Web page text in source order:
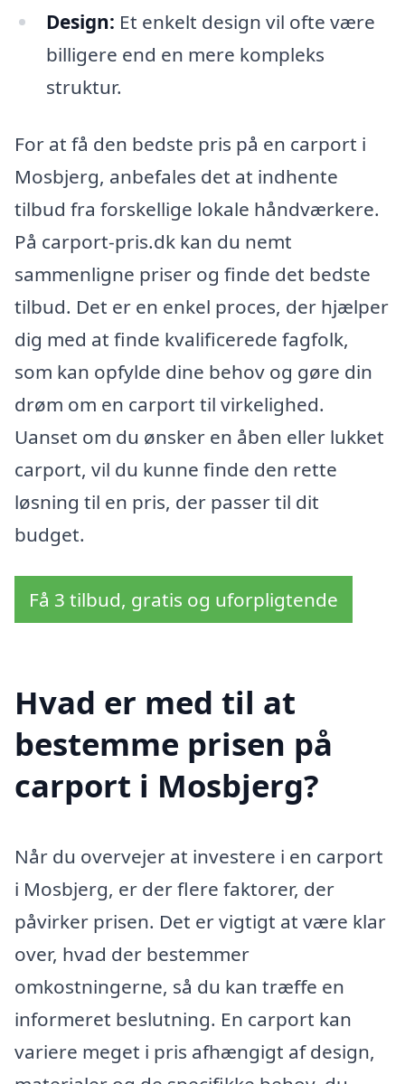
Design: Et enkelt design vil ofte være
billigere end en mere kompleks
struktur.
For at få den bedste pris på en carport i
Mosbjerg, anbefales det at indhente
tilbud fra forskellige lokale håndværkere.
På carport-pris.dk kan du nemt
sammenligne priser og finde det bedste
tilbud. Det er en enkel proces, der hjælper
dig med at finde kvalificerede fagfolk,
som kan opfylde dine behov og gøre din
drøm om en carport til virkelighed.
Uanset om du ønsker en åben eller lukket
carport, vil du kunne finde den rette
løsning til en pris, der passer til dit
budget.
Få 3 tilbud, gratis og uforpligtende
Hvad er med til at
bestemme prisen på
carport i Mosbjerg?
Når du overvejer at investere i en carport
i Mosbjerg, er der flere faktorer, der
påvirker prisen. Det er vigtigt at være klar
over, hvad der bestemmer
omkostningerne, så du kan træffe en
informeret beslutning. En carport kan
variere meget i pris afhængigt af design,